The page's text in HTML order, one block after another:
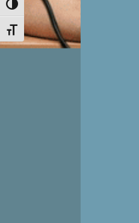
Passer en contraste élevé
Changer la taille de la police